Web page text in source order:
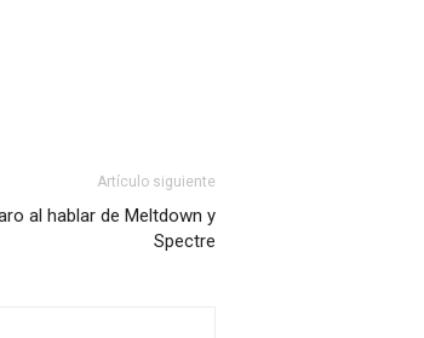
Artículo siguiente
al hablar de Meltdown y
Spectre